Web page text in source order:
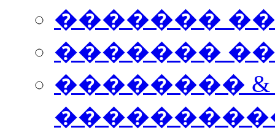
�������
������� ���
��������